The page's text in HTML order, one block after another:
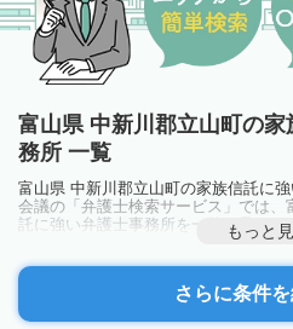
富山県 中新川郡立山町の
務所 一覧
富山県 中新川郡立山町の家族信託に
会議の「弁護士検索サービス」では
託に強い弁護士事務所を一覧で見る
お悩みを抱えている方は一度近隣の弁
もっと
さらに条件